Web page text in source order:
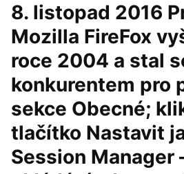
8. listopad 2016
Mozilla FireFox
roce 2004 a stal
konkurentem pro
sekce Obecné;
tlačítko Nastavit
Session Manager